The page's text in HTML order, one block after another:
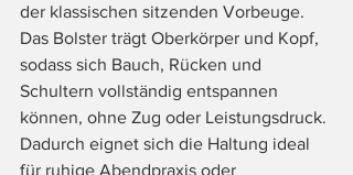
der klassischen sitzenden Vorbeuge.
Das Bolster trägt Oberkörper und Kopf,
sodass sich Bauch, Rücken und
Schultern vollständig entspannen
können, ohne Zug oder Leistungsdruck.
Dadurch eignet sich die Haltung ideal
für ruhige Abendpraxis oder